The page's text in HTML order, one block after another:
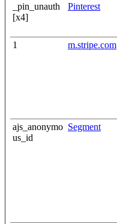
_pin_unauth
[x4]
Pinterest
1 m.stripe.com
ajs_anonymo
us_id
Segment